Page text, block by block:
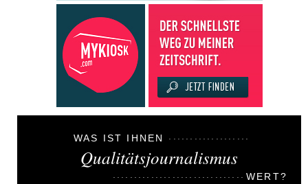
WAS IST IHNEN
Qualitätsjournalismus
WERT?